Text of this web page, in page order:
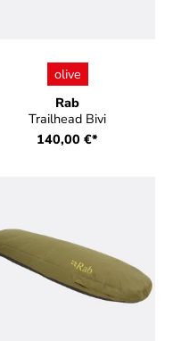
Rab
Trailhead Bivi
Farbeauswählen
olive
140,00 €*